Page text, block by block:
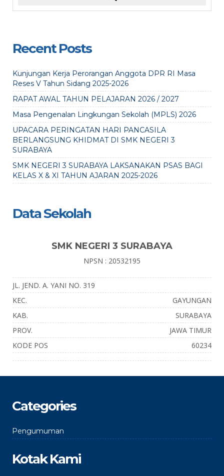
Recent Posts
Kunjungan Kerja Perorangan Anggota DPR RI Masa
Reses V Tahun Sidang 2025-2026
RAPAT AWAL TAHUN PELAJARAN 2026 / 2027
Masa Pengenalan Lingkungan Sekolah (MPLS) 2026
UPACARA PERINGATAN HARI PANCASILA
BERLANGSUNG KHIDMAT DI SMK NEGERI 3
SURABAYA
SMK NEGERI 3 SURABAYA LAKSANAKAN PSAS BAGI
KELAS X & XI TAHUN AJARAN 2025-2026
Data Sekolah
SMK NEGERI 3 SURABAYA
NPSN : 20532195
JL. JEND. A. YANI NO. 319
KEC.
GAYUNGAN
KAB.
SURABAYA
PROV.
JAWA TIMUR
KODE POS
60234
Categories
Pengumuman
Kotak Kami